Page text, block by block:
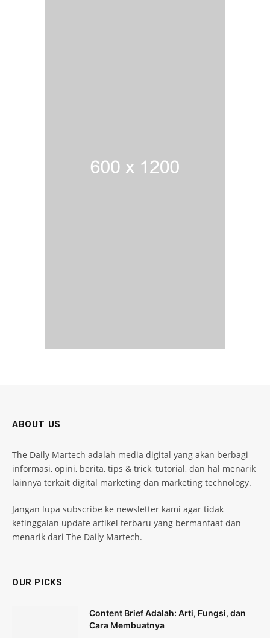
ABOUT US
The Daily Martech adalah media digital yang akan berbagi
informasi, opini, berita, tips & trick, tutorial, dan hal menarik
lainnya terkait digital marketing dan marketing technology.
Jangan lupa subscribe ke newsletter kami agar tidak
ketinggalan update artikel terbaru yang bermanfaat dan
menarik dari The Daily Martech.
OUR PICKS
Content Brief Adalah: Arti, Fungsi, dan
Cara Membuatnya